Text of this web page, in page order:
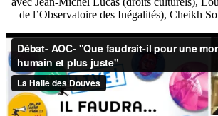
de l’Observatoire des Inégalités), Cheikh